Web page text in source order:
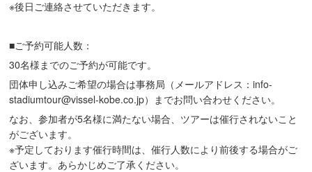
※後日ご連絡させていただきます。
■ご予約可能人数：
30名様までのご予約が可能です。
団体申し込みご希望の場合は事務局（メールアドレス：info-
stadiumtour@vissel-kobe.co.jp）までお問い合わせください。
なお、参加者が5名様に満たない場合、ツアーは催行されないこと
がございます。
※予定しております催行時間は、催行人数により前後する場合がご
ざいます。あらかじめご了承ください。